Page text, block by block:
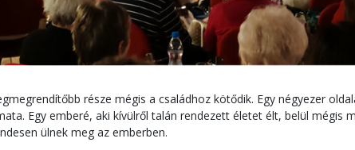
része mégis a családhoz kötődik. Egy négyezer
Egy emberé, aki kívülről talán rendezett életet élt, belül
ülnek meg az emberben.